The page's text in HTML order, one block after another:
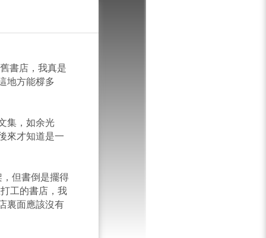
書店，我真是
地方能橕多
集，如余光
來才知道是一
但書倒是擺得
工的書店，我
裏面應該沒有